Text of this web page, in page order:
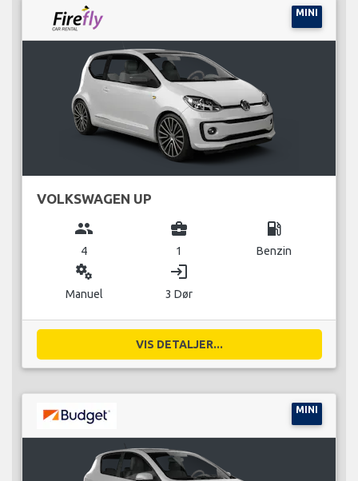
MINI
VOLKSWAGEN UP
group
4
business_center
1
local_gas_station
Benzin
miscellaneous_services
Manuel
login
3 Dør
VIS DETALJER...
MINI